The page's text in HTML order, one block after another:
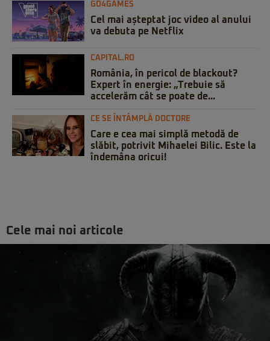
GO4GAMES
Cel mai așteptat joc video al anului
va debuta pe Netflix
CAPITAL.RO
România, în pericol de blackout?
Expert în energie: „Trebuie să
accelerăm cât se poate de...
CE SE ÎNTÂMPLĂ DOCTORE
Care e cea mai simplă metodă de
slăbit, potrivit Mihaelei Bilic. Este la
îndemâna oricui!
Cele mai noi articole